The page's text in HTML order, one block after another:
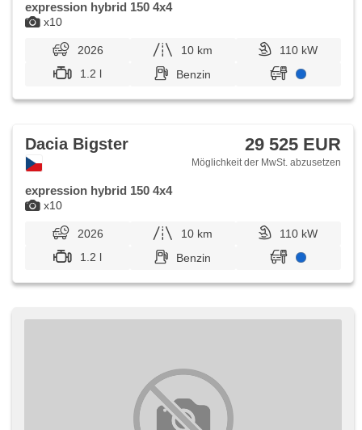
x10
expression hybrid 150 4x4
2026 10 km
110 kW
1.2 l
Benzin
x10
Dacia Bigster 29 525 EUR
Möglichkeit der MwSt. abzusetzen
expression hybrid 150 4x4
2026 10 km
110 kW
1.2 l
Benzin